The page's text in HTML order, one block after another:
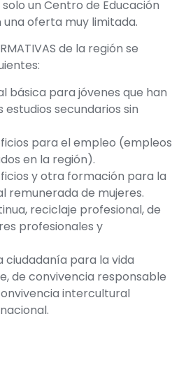
un Centro de Educación
oferta muy limitada.
de la región se
básica para jóvenes que han
secundarios sin
para el empleo (empleos
en la región).
y otra formación para la
remunerada de mujeres.
reciclaje profesional, de
profesionales y
ciudadanía para la vida
de convivencia responsable
intercultural